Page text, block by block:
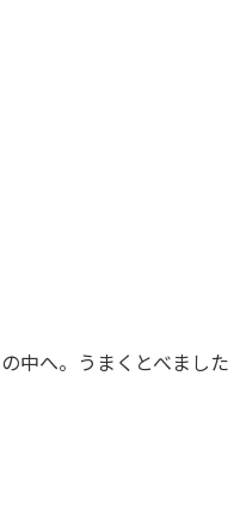
中へ。うまくとべました